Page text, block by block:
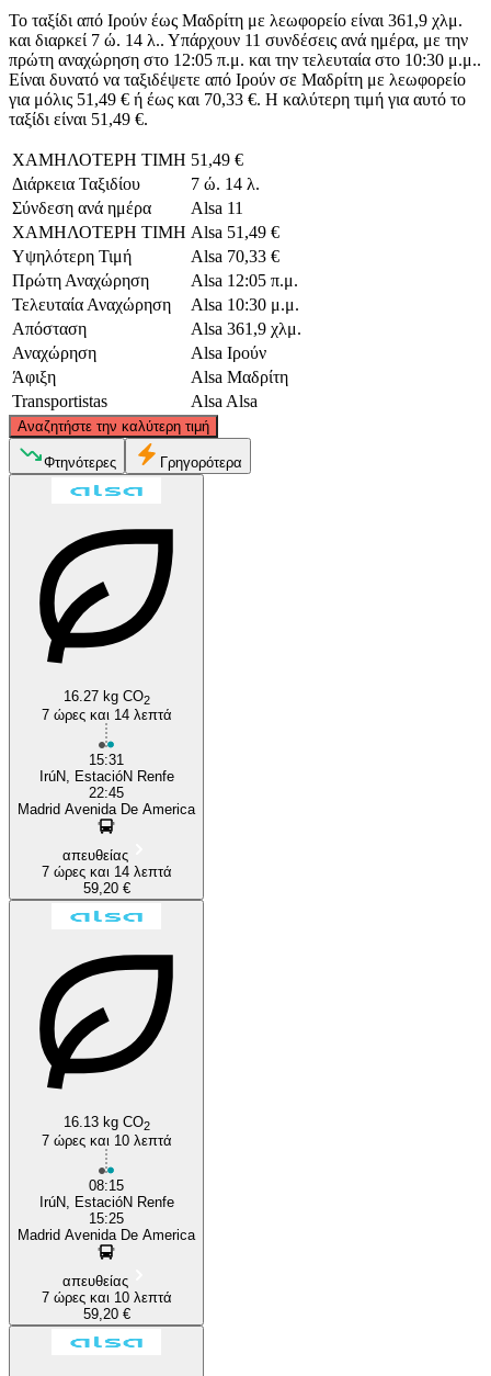
Το ταξίδι από Ιρούν έως Μαδρίτη με λεωφορείο είναι 361,9 χλμ.
και διαρκεί 7 ώ. 14 λ.. Υπάρχουν 11 συνδέσεις ανά ημέρα, με την
πρώτη αναχώρηση στο 12:05 π.μ. και την τελευταία στο 10:30 μ.μ..
Είναι δυνατό να ταξιδέψετε από Ιρούν σε Μαδρίτη με λεωφορείο
για μόλις 51,49 € ή έως και 70,33 €. Η καλύτερη τιμή για αυτό το
ταξίδι είναι 51,49 €.
ΧΑΜΗΛΟΤΕΡΗ ΤΙΜΗ 51,49 €
Διάρκεια Ταξιδίου
7 ώ. 14 λ.
Σύνδεση ανά ημέρα
Alsa 11
ΧΑΜΗΛΟΤΕΡΗ ΤΙΜΗ Alsa 51,49 €
Υψηλότερη Τιμή
Alsa 70,33 €
Πρώτη Αναχώρηση
Alsa 12:05 π.μ.
Τελευταία Αναχώρηση
Alsa 10:30 μ.μ.
Απόσταση
Alsa 361,9 χλμ.
Αναχώρηση
Alsa Ιρούν
Άφιξη
Alsa Μαδρίτη
Transportistas
Alsa Alsa
Αναζητήστε την καλύτερη τιμή
©
Φτηνότερες Γρηγορότερα
16.27 kg CO2
7 ώρες και 14 λεπτά
15:31
IrúN, EstacióN Renfe
22:45
Madrid Avenida De America
απευθείας
7 ώρες και 14 λεπτά
59,20 €
16.13 kg CO2
7 ώρες και 10 λεπτά
08:15
IrúN, EstacióN Renfe
15:25
Madrid Avenida De America
απευθείας
7 ώρες και 10 λεπτά
59,20 €